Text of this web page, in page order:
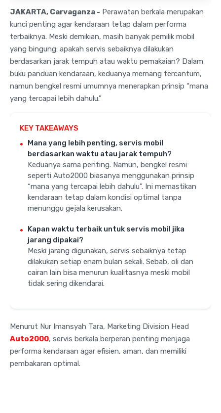
JAKARTA, Carvaganza - Perawatan berkala merupakan
kunci penting agar kendaraan tetap dalam performa
terbaiknya. Meski demikian, masih banyak pemilik mobil
yang bingung: apakah servis sebaiknya dilakukan
berdasarkan jarak tempuh atau waktu pemakaian? Dalam
buku panduan kendaraan, keduanya memang tercantum,
namun bengkel resmi umumnya menerapkan prinsip “mana
yang tercapai lebih dahulu.”
KEY TAKEAWAYS
Mana yang lebih penting, servis mobil
berdasarkan waktu atau jarak tempuh?
Keduanya sama penting. Namun, bengkel resmi
seperti Auto2000 biasanya menggunakan prinsip
“mana yang tercapai lebih dahulu”. Ini memastikan
kendaraan tetap dalam kondisi optimal tanpa
menunggu gejala kerusakan.
Kapan waktu terbaik untuk servis mobil jika
jarang dipakai?
Meski jarang digunakan, servis sebaiknya tetap
dilakukan setiap enam bulan sekali. Sebab, oli dan
cairan lain bisa menurun kualitasnya meski mobil
tidak sering dikendarai.
Menurut Nur Imansyah Tara, Marketing Division Head
Auto2000, servis berkala berperan penting menjaga
performa kendaraan agar efisien, aman, dan memiliki
pembakaran optimal.